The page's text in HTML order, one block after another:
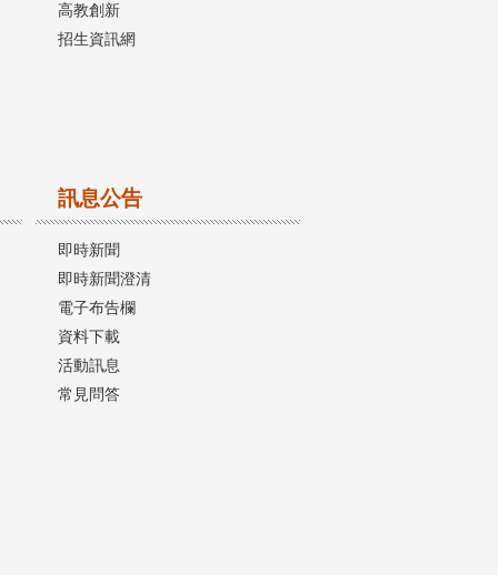
高教創新
招生資訊網
訊息公告
即時新聞
即時新聞澄清
電子布告欄
資料下載
活動訊息
常見問答